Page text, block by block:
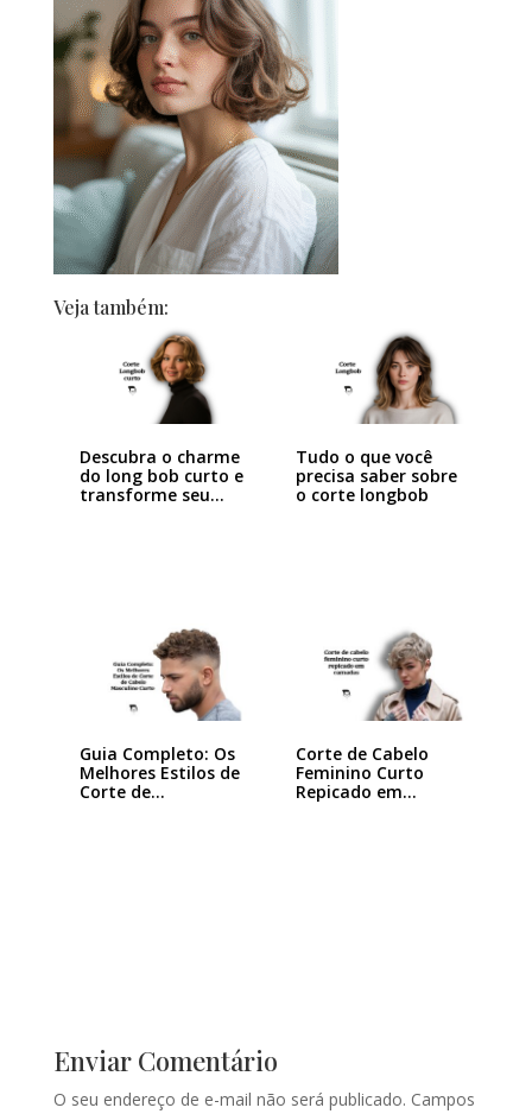
Veja também:
Descubra o charme
do long bob curto e
transforme seu…
Tudo o que você
precisa saber sobre
o corte longbob
Guia Completo: Os
Melhores Estilos de
Corte de…
Corte de Cabelo
Feminino Curto
Repicado em
Enviar Comentário
O seu endereço de e-mail não será publicado. Campos